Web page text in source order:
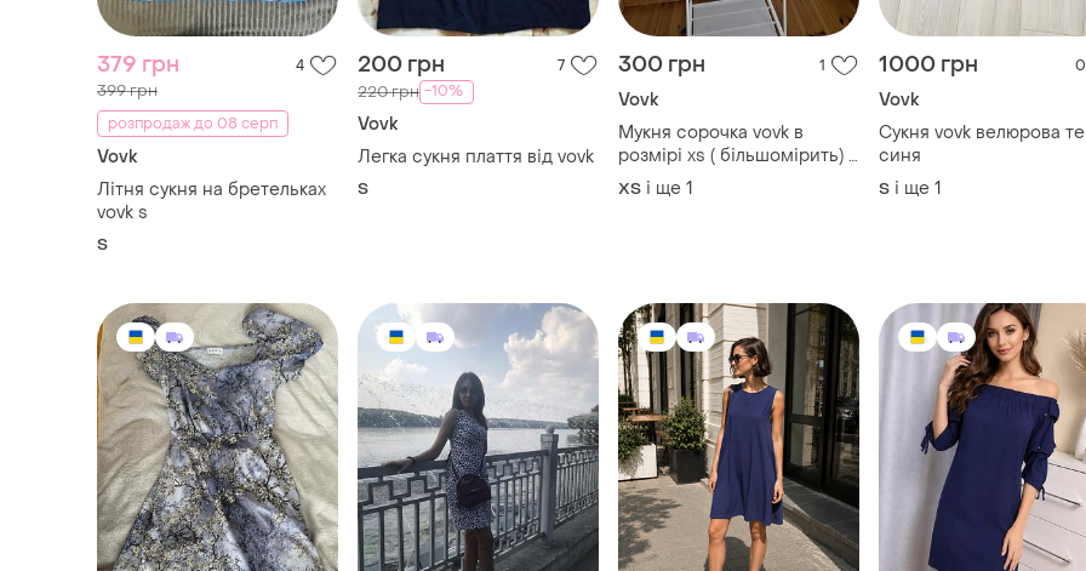
379 грн 4
399 грн
розпродаж до 08 серп
Vovk
Літня сукня на бретельках
vovk s
S
200 грн 7
220 грн -10%
Vovk
Легка сукня плаття від vovk
S
300 грн 1
Vovk
Мукня сорочка vovk в
розмірі xs ( більшомірить) в
блакитному кольорі
ХS і ще 1
1000 грн 0
Vovk
Сукня vovk велюрова
синя
S і ще 1